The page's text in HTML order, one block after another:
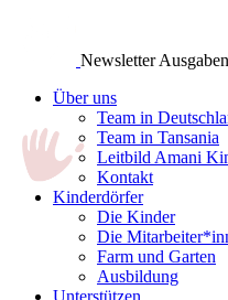
Newsletter
Über uns
Team in
Team in Tansania
Leitbild Amani
Kontakt
Kinderdörfer
Die Kinder
Die
Farm und Garten
Ausbildung
Unterstützen